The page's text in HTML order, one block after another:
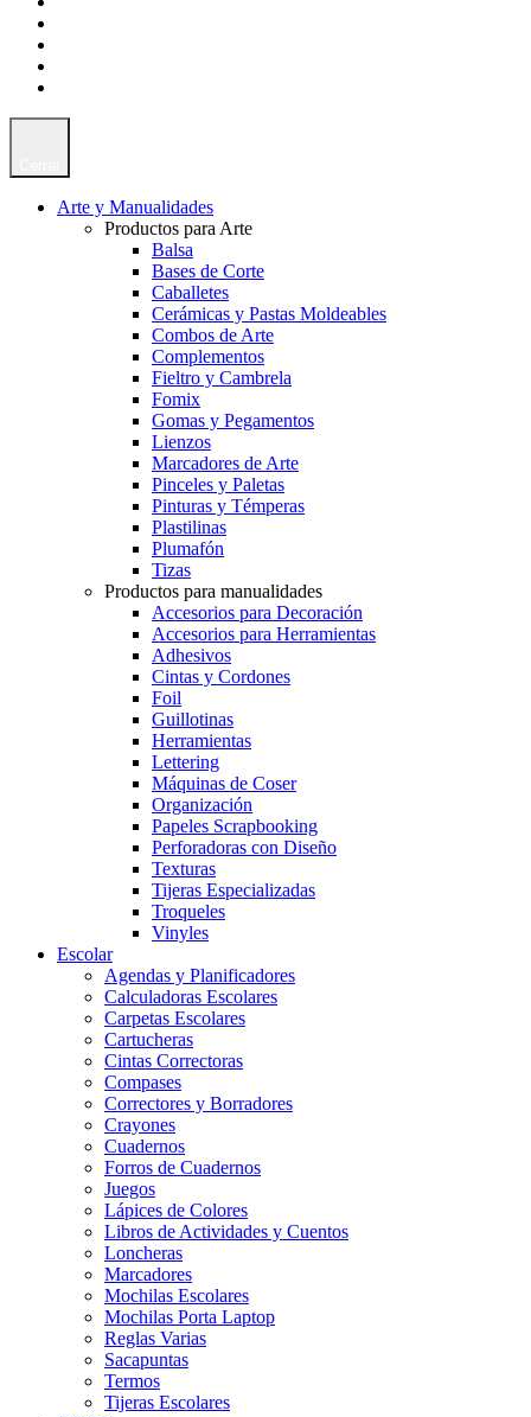
Arte y Manualidades
Productos para Arte
Balsa
Bases de Corte
Caballetes
Cerámicas y Pastas Moldeables
Combos de Arte
Complementos
Fieltro y Cambrela
Fomix
Gomas y Pegamentos
Lienzos
Marcadores de Arte
Pinceles y Paletas
Pinturas y Témperas
Plastilinas
Plumafón
Tizas
Productos para manualidades
Accesorios para Decoración
Accesorios para Herramientas
Adhesivos
Cintas y Cordones
Foil
Guillotinas
Herramientas
Lettering
Máquinas de Coser
Organización
Papeles Scrapbooking
Perforadoras con Diseño
Texturas
Tijeras Especializadas
Troqueles
Vinyles
Escolar
Agendas y Planificadores
Calculadoras Escolares
Carpetas Escolares
Cartucheras
Cintas Correctoras
Compases
Correctores y Borradores
Crayones
Cuadernos
Forros de Cuadernos
Juegos
Lápices de Colores
Libros de Actividades y Cuentos
Loncheras
Marcadores
Mochilas Escolares
Mochilas Porta Laptop
Reglas Varias
Sacapuntas
Termos
Tijeras Escolares